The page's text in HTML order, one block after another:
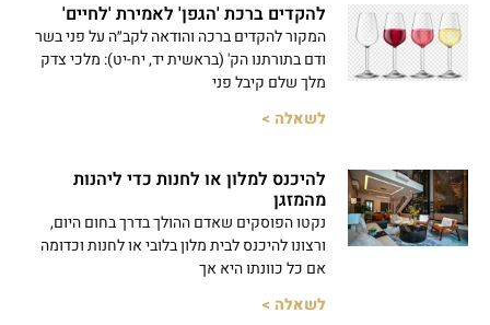
להקדים ברכת 'הגפן' לאמירת 'לחיים'
המקור להקדים ברכה והודאה לקב״ה על פני בשר
ודם בתורתנו הק' (בראשית יד, יח-יט): מלכי צדק
מלך שלם קיבל פני
לשאלה >
להיכנס למלון או לחנות כדי ליהנות
מהמזגן
נקטו הפוסקים שאדם ההולך בדרך בחום היום,
ורצונו להיכנס לבית מלון בלובי או לחנות וכדומה
אם כל כוונתו היא אך
לשאלה >